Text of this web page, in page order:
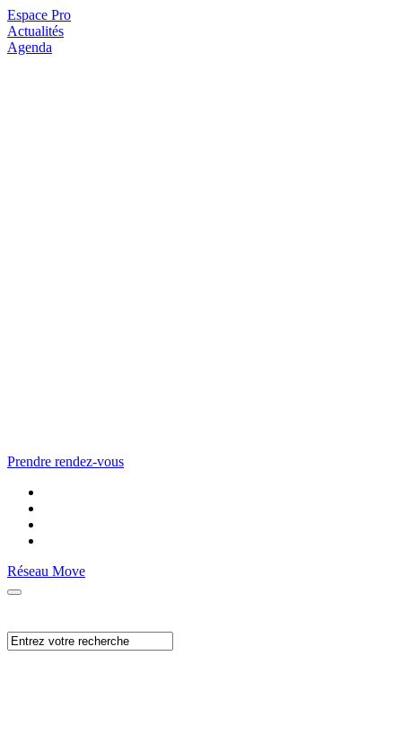
Espace Pro
Actualités
Agenda
Prendre rendez-vous
Réseau Move